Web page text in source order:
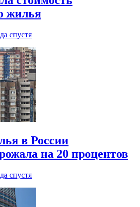
жилья
спустя
в России
на 20 процентов
спустя